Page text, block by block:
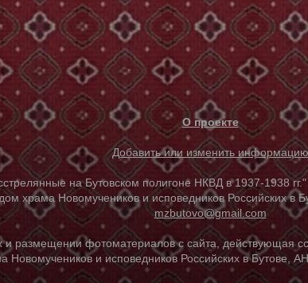
О проекте
Добавить или изменить информацию
на Бутовском полигоне НКВД в 1937-1938 гг."
храма Новомучеников и исповедников Российских в
mzbutovo@gmail.com
и размещении фотоматериалов с сайта, действующая
и исповедников Российских в Бутове,